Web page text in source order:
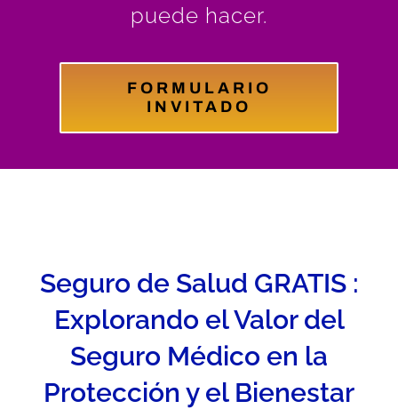
puede hacer.
FORMULARIO
INVITADO
Seguro de Salud GRATIS :
Explorando el Valor del
Seguro Médico en la
Protección y el Bienestar